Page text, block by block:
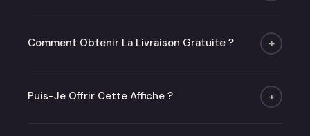
livraison.
Comment Obtenir La Livraison Gratuite ? +
métropolitaine.
Puis-Je Offrir Cette Affiche ? +